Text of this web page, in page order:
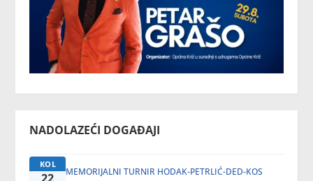
NADOLAZEĆI DOGAĐAJI
KOL
MEMORIJALNI TURNIR HODAK-PETRLIĆ-DED-KOS